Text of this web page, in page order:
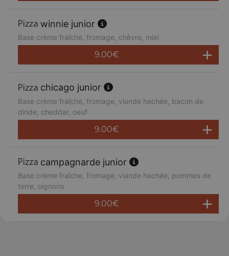
winnie junior
Base crème fraîche, fromage, chèvre, miel
9.00€
chicago junior
Base crème fraîche, fromage, viande hachée, bacon de
dinde, cheddar, oeuf
9.00€
campagnarde junior
Base crème fraîche, fromage, viande hachée, pommes de
terre, oignons
9.00€